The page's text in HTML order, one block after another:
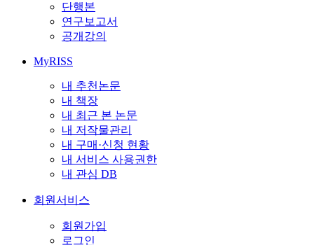
단행본
연구보고서
공개강의
MyRISS
내 추천논문
내 책장
내 최근 본 논문
내 저작물관리
내 구매·신청 현황
내 서비스 사용권한
내 관심 DB
회원서비스
회원가입
로그인